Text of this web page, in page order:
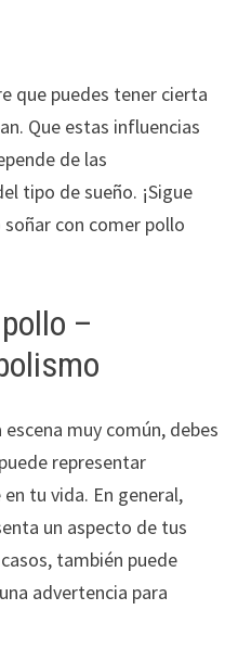
que puedes tener cierta
Que estas influencias
de las
tipo de sueño. ¡Sigue
con comer pollo
–
muy común, debes
representar
tu vida. En general,
un aspecto de tus
también puede
advertencia para